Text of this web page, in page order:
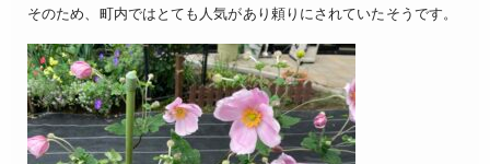
そのため、町内ではとても人気があり頼りにされていたそうです。